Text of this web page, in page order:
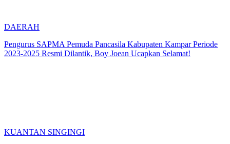
DAERAH
Pengurus SAPMA Pemuda Pancasila Kabupaten Kampar Periode
2023-2025 Resmi Dilantik, Boy Joean Ucapkan Selamat!
KUANTAN SINGINGI